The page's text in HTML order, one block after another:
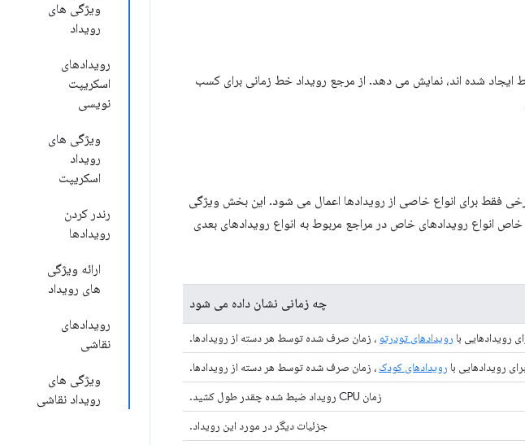
ویژگی های
رویداد
رویدادهای
اسکریپت
نویسی
ویژگی های
رویداد
اسکریپت
رندر کردن
رویدادها
ارائه ویژگی
های رویداد
رویدادهای
نقاشی
ویژگی های
رویداد نقاشی
شده اند، نمایش می دهد. از مرجع رویداد خط زمانی برای کسب
فقط برای انواع خاصی از رویدادها اعمال می شود. این بخش ویژگی
انواع رویدادهای خاص در مراجع مربوط به انواع رویدادهای بعدی
چه زمانی نشان داده می شود
رویدادهایی با رویدادهای تودرتو ، زمان صرف شده توسط هر دسته از رویدادها.
برای رویدادهایی با رویدادهای کودک ، زمان صرف شده توسط هر دسته از رویدادها.
زمان CPU رویداد ضبط شده چقدر طول کشید.
جزئیات دیگر در مورد این رویداد.